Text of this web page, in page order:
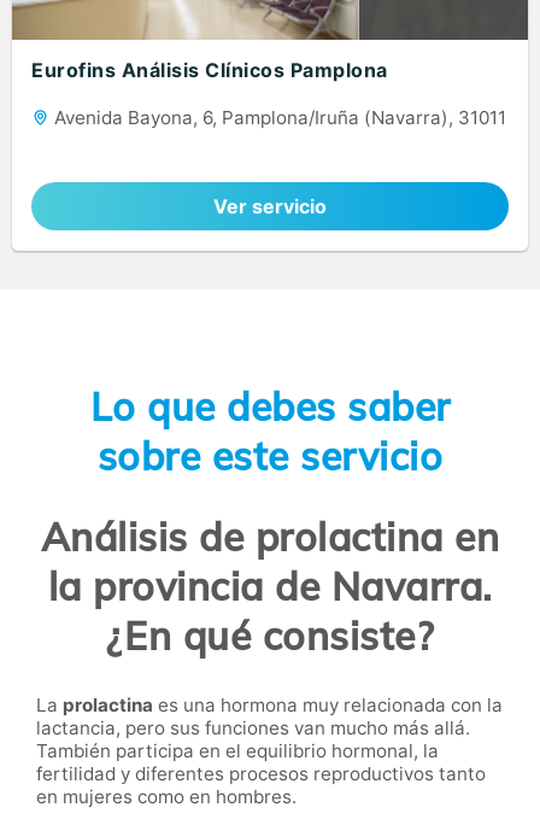
Eurofins Análisis Clínicos Pamplona
Avenida Bayona, 6, Pamplona/Iruña (Navarra), 31011
Ver servicio
Lo que debes saber
sobre este servicio
Análisis de prolactina en
la provincia de Navarra.
¿En qué consiste?
La prolactina es una hormona muy relacionada con la
lactancia, pero sus funciones van mucho más allá.
También participa en el equilibrio hormonal, la
fertilidad y diferentes procesos reproductivos tanto
en mujeres como en hombres.